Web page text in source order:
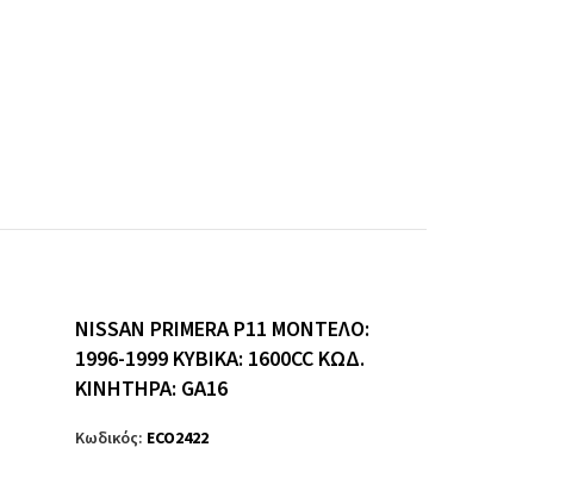
NISSAN PRIMERA P11 ΜΟΝΤΕΛΟ:
1996-1999 ΚΥΒΙΚΑ: 1600CC ΚΩΔ.
ΚΙΝΗΤΗΡΑ: GA16
Κωδικός: ECO2422